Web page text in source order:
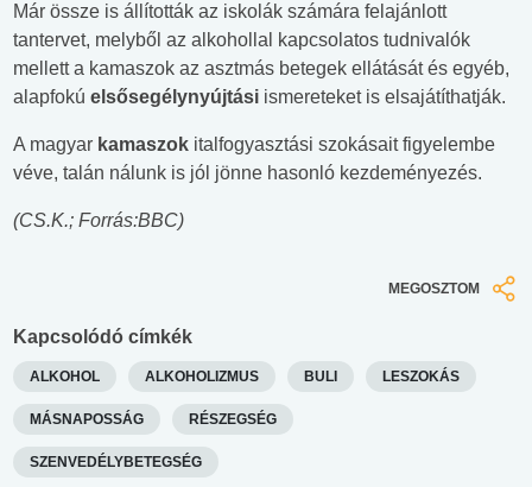
Már össze is állították az iskolák számára felajánlott
tantervet, melyből az alkohollal kapcsolatos tudnivalók
mellett a kamaszok az asztmás betegek ellátását és egyéb,
alapfokú elsősegélynyújtási ismereteket is elsajátíthatják.
A magyar kamaszok italfogyasztási szokásait figyelembe
véve, talán nálunk is jól jönne hasonló kezdeményezés.
(CS.K.; Forrás:BBC)
MEGOSZTOM
Kapcsolódó címkék
ALKOHOL ALKOHOLIZMUS BULI LESZOKÁS
MÁSNAPOSSÁG RÉSZEGSÉG
SZENVEDÉLYBETEGSÉG